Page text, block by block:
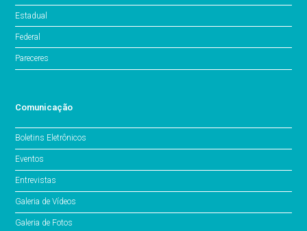
Estadual
Federal
Pareceres
Comunicação
Boletins Eletrônicos
Eventos
Entrevistas
Galeria de Vídeos
Galeria de Fotos